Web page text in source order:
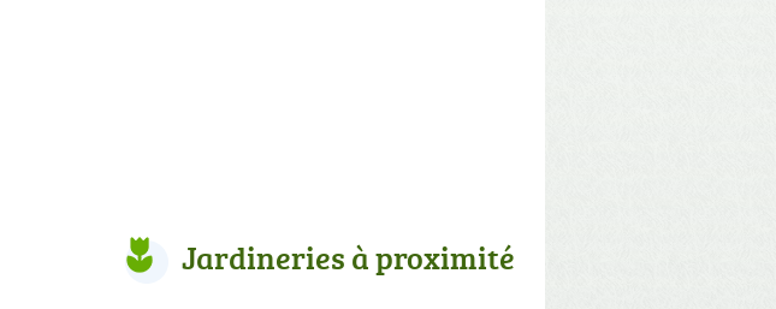
Jardineries à proximité